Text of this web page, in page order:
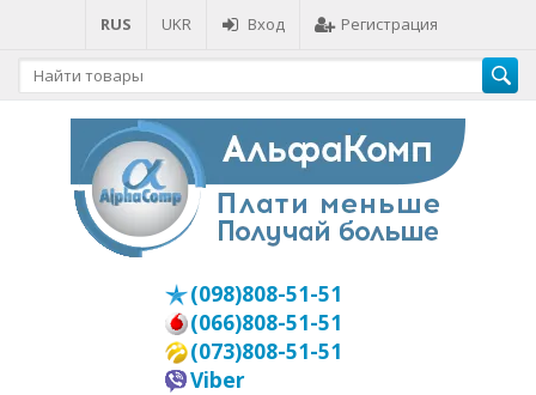
RUS UKR Вход Регистрация
(098)808-51-51
(066)808-51-51
(073)808-51-51
Viber